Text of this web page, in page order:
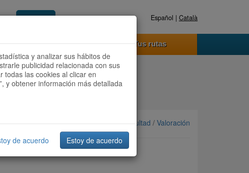
Acceder Registrate ahora Español | Català
Cómo funciona Tus rutas
Ordenar por: Más recientes /Dificultad / Valoración
y analizar sus hábitos de
publicidad relacionada con sus
todas las cookies al clicar en
y obtener información más detallada
de acuerdo Estoy de acuerdo